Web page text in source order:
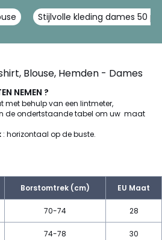
Stijlvolle kleding dames 50
Blouse, Hemden - Dames
NEMEN ?
met behulp van een lintmeter,
de ondertstaande tabel om uw maat
: horizontaal op de buste.
Borstomtrek (cm) EU Maat
70-74 28
74-78 30